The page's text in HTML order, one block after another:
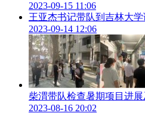
10月2日上午，宁都县与西安电
会在宁都县委党校举行，宁都县
2023-09-15 11:06
王亚杰书记带队到吉林大
2023-09-14 12:06
柴渭带队检查暑期项目进
2023-08-16 20:02